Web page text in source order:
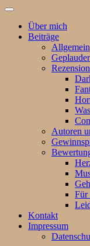
Suchfeld
ein-/ausblenden
Über mich
Beiträge
Allgemein
Geplauder
Autoren
Für
Kontakt
Impressum